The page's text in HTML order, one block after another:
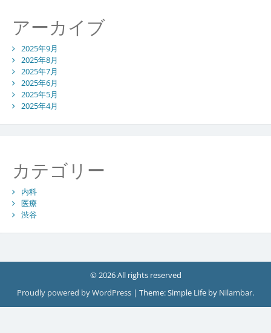
アーカイブ
2025年9月
2025年8月
2025年7月
2025年6月
2025年5月
2025年4月
カテゴリー
内科
医療
渋谷
© 2026 All rights reserved
Proudly powered by WordPress | Theme: Simple Life by Nilambar.